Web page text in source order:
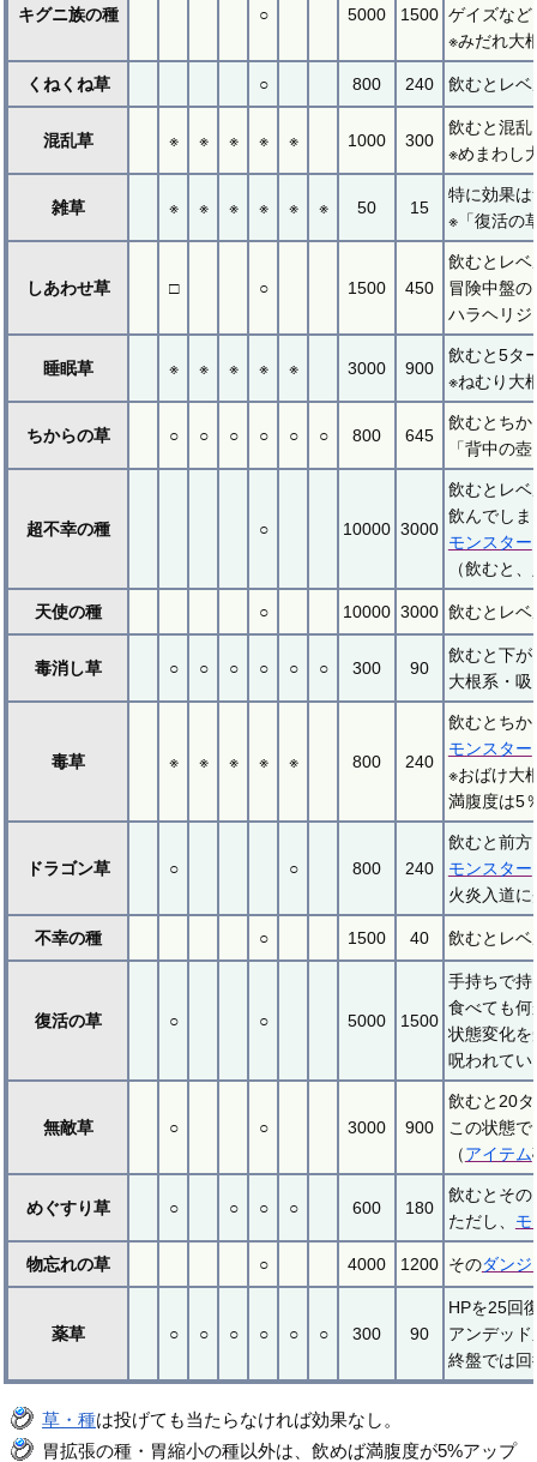
キグニ族の種 ○ 5000 1500 ゲイズなど
※みだれ大
くねくね草 ○ 800 240 飲むとレベ
混乱草 ※ ※ ※ ※ ※ 1000 300
飲むと混乱
※めまわし
雑草 ※ ※ ※ ※ ※ ※ 50 15
特に効果は
※「復活の
しあわせ草 □ ○ 1500 450
飲むとレベ
冒険中盤
ハラヘリジ
睡眠草 ※ ※ ※ ※ ※ 3000 900
飲むと5タ
※ねむり大
ちからの草 ○ ○ ○ ○ ○ ○ 800 645
飲むとちか
「背中の
超不幸の種 ○ 10000 3000
飲むとレベ
飲んでしま
モンスター
（飲むと
天使の種 ○ 10000 3000 飲むとレベ
毒消し草 ○ ○ ○ ○ ○ ○ 300 90
飲むと下が
大根系・吸
毒草 ※ ※ ※ ※ ※ 800 240
飲むとちか
モンスター
※おばけ大
満腹度は5
ドラゴン草 ○ ○ 800 240
飲むと前
モンスター
火炎入道
不幸の種 ○ 1500 40 飲むとレベ
復活の草 ○ ○ 5000 1500
手持ちで持
食べても何
状態変化を
呪われてい
無敵草 ○ ○ 3000 900
飲むと20
この状態
（アイテム
めぐすり草 ○ ○ ○ ○ 600 180
飲むとその
ただし、 モ
物忘れの草 ○ 4000 1200 そのダンジ
薬草 ○ ○ ○ ○ ○ ○ 300 90
HPを25回
アンデッ
終盤では回
草・種は投げても当たらなければ効果なし。
胃拡張の種・胃縮小の種以外は、飲めば満腹度が5%アップ